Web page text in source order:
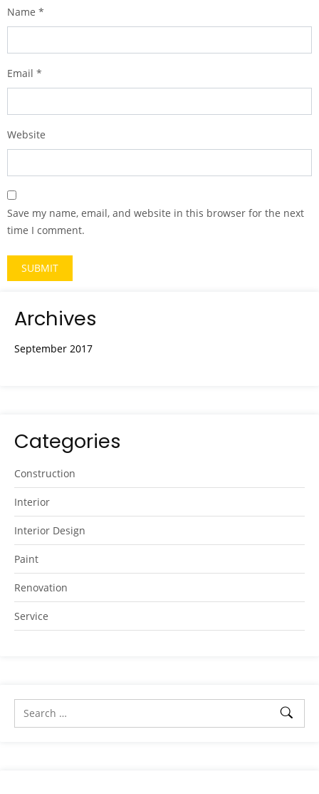
Name *
Email *
Website
Save my name, email, and website in this browser for the next
time I comment.
Archives
September 2017
Categories
Construction
Interior
Interior Design
Paint
Renovation
Service